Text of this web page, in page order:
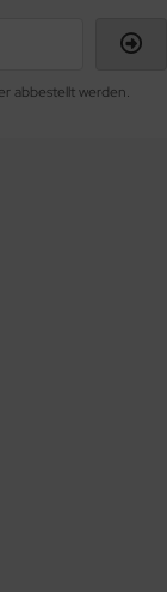
abbestellt werden.